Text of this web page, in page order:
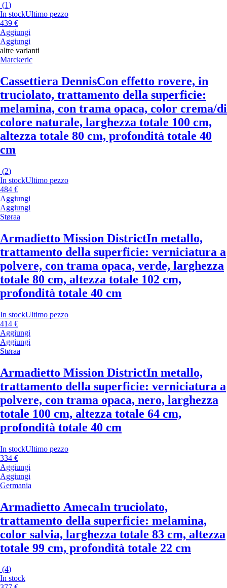
(1)
In stockUltimo pezzo
439 €
Aggiungi
Aggiungi
altre varianti
Marckeric
Cassettiera DennisCon effetto rovere, in
truciolato, trattamento della superficie:
melamina, con trama opaca, color crema/di
colore naturale, larghezza totale 100 cm,
altezza totale 80 cm, profondità totale 40
cm
(2)
In stockUltimo pezzo
484 €
Aggiungi
Aggiungi
Støraa
Armadietto Mission DistrictIn metallo,
trattamento della superficie: verniciatura a
polvere, con trama opaca, verde, larghezza
totale 80 cm, altezza totale 102 cm,
profondità totale 40 cm
In stockUltimo pezzo
414 €
Aggiungi
Aggiungi
Støraa
Armadietto Mission DistrictIn metallo,
trattamento della superficie: verniciatura a
polvere, con trama opaca, nero, larghezza
totale 100 cm, altezza totale 64 cm,
profondità totale 40 cm
In stockUltimo pezzo
334 €
Aggiungi
Aggiungi
Germania
Armadietto AmecaIn truciolato,
trattamento della superficie: melamina,
color salvia, larghezza totale 83 cm, altezza
totale 99 cm, profondità totale 22 cm
(4)
In stock